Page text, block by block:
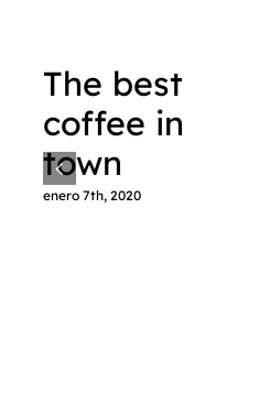
The best
coffee in
town
enero 7th, 2020